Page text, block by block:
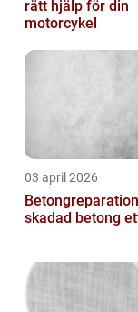
rätt hjälp för din
motorcykel
03 april 2026
skadad betong